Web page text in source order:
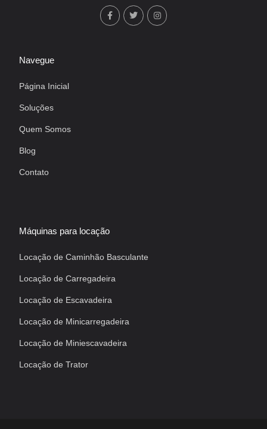
Navegue
Página Inicial
Soluções
Quem Somos
Blog
Contato
Máquinas para locação
Locação de Caminhão Basculante
Locação de Carregadeira
Locação de Escavadeira
Locação de Minicarregadeira
Locação de Miniescavadeira
Locação de Trator